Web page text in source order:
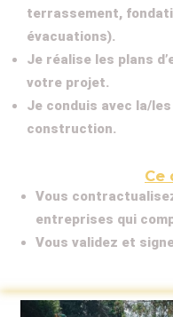
terrassement,
évacuations).
Je réalise les plans
votre projet.
Je conduis avec la/
construction.
Ce
Vous
entreprises qui
Vous validez et